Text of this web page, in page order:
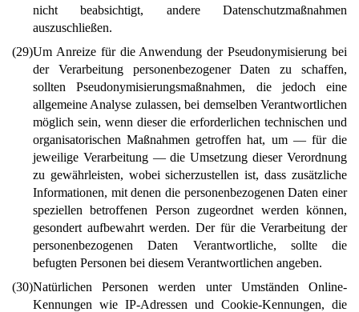
nicht beabsichtigt, andere Datenschutzmaßnahmen
auszuschließen.
(29)Um Anreize für die Anwendung der Pseudonymisierung bei
der Verarbeitung personenbezogener Daten zu schaffen,
sollten Pseudonymisierungsmaßnahmen, die jedoch eine
allgemeine Analyse zulassen, bei demselben Verantwortlichen
möglich sein, wenn dieser die erforderlichen technischen und
organisatorischen Maßnahmen getroffen hat, um — für die
jeweilige Verarbeitung — die Umsetzung dieser Verordnung
zu gewährleisten, wobei sicherzustellen ist, dass zusätzliche
Informationen, mit denen die personenbezogenen Daten einer
speziellen betroffenen Person zugeordnet werden können,
gesondert aufbewahrt werden. Der für die Verarbeitung der
personenbezogenen Daten Verantwortliche, sollte die
befugten Personen bei diesem Verantwortlichen angeben.
(30)Natürlichen Personen werden unter Umständen Online-
Kennungen wie IP-Adressen und Cookie-Kennungen, die